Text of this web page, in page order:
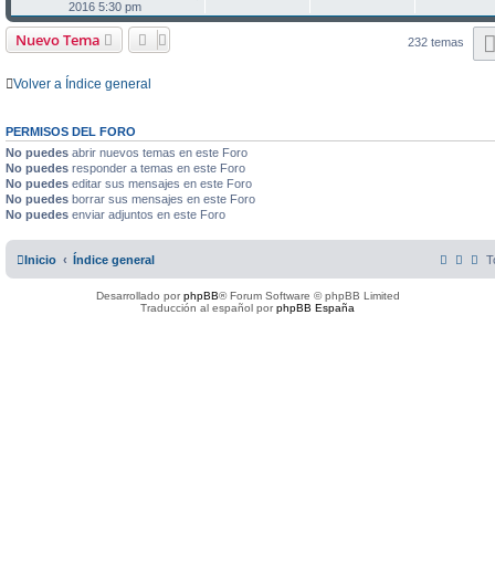
2016 5:30 pm
Nuevo Tema 232 temas
Volver a Índice general
PERMISOS DEL FORO
No puedes abrir nuevos temas en este Foro
No puedes responder a temas en este Foro
No puedes editar sus mensajes en este Foro
No puedes borrar sus mensajes en este Foro
No puedes enviar adjuntos en este Foro
Inicio Índice general
Desarrollado porphpBB® Forum Software © phpBB Limited
Traducción al español porphpBB España